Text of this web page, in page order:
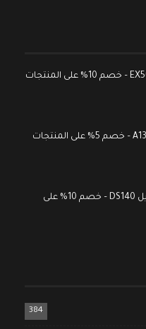
كود خصم سبورتر EX56 – خصم 10% على المنتجات
كود خصم وايتس A132 – خصم 5% على المنتجات
كود خصم مترو برازيل DS140 – خصم 10% على
384